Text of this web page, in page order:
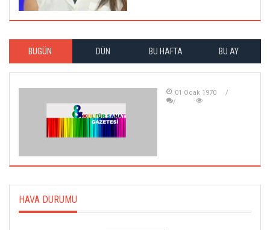
BUGÜN DÜN BU HAFTA BU AY
01 Ocak 1970
HAVA DURUMU